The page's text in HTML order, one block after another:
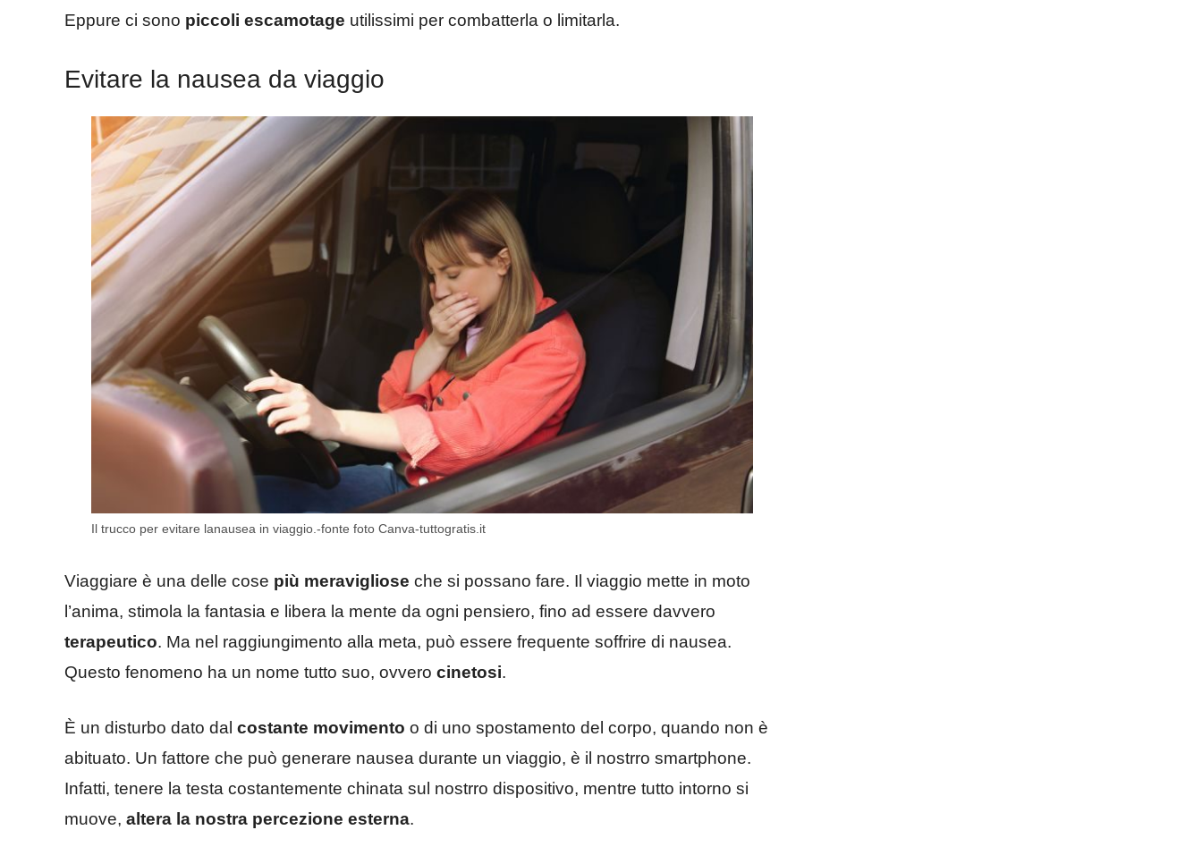
Eppure ci sono piccoli escamotage utilissimi per combatterla o limitarla.
Evitare la nausea da viaggio
Il trucco per evitare lanausea in viaggio.-fonte foto Canva-tuttogratis.it
Viaggiare è una delle cose più meravigliose che si possano fare. Il viaggio mette in moto
l’anima, stimola la fantasia e libera la mente da ogni pensiero, fino ad essere davvero
terapeutico. Ma nel raggiungimento alla meta, può essere frequente soffrire di nausea.
Questo fenomeno ha un nome tutto suo, ovvero cinetosi.
È un disturbo dato dal costante movimento o di uno spostamento del corpo, quando non è
abituato. Un fattore che può generare nausea durante un viaggio, è il nostrro smartphone.
Infatti, tenere la testa costantemente chinata sul nostrro dispositivo, mentre tutto intorno si
muove, altera la nostra percezione esterna.